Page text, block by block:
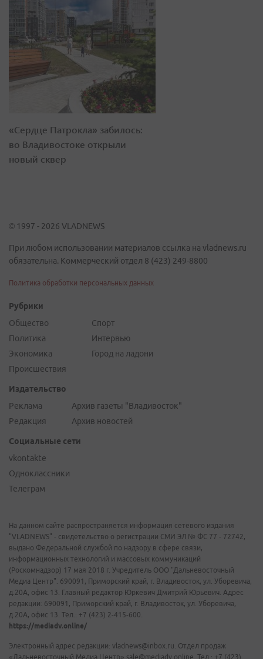
«Сердце Патрокла» забилось:
во Владивостоке открыли
новый сквер
© 1997 - 2026 VLADNEWS
При любом использовании материалов ссылка на vladnews.ru
обязательна. Коммерческий отдел 8 (423) 249-8800
Политика обработки персональных данных
Рубрики
Общество
Политика
Экономика
Происшествия
Спорт
Интервью
Город на ладони
Издательство
Реклама
Редакция
Архив газеты "Владивосток"
Архив новостей
Социальные сети
vkontakte
Одноклассники
Телеграм
На данном сайте распространяется информация сетевого издания
"VLADNEWS" - свидетельство о регистрации СМИ ЭЛ № ФС 77 - 72742,
выдано Федеральной службой по надзору в сфере связи,
информационных технологий и массовых коммуникаций
(Роскомнадзор) 17 мая 2018 г. Учредитель ООО "Дальневосточный
Медиа Центр". 690091, Приморский край, г. Владивосток, ул. Уборевича,
д.20А, офис 13. Главный редактор Юркевич Дмитрий Юрьевич. Адрес
редакции: 690091, Приморский край, г. Владивосток, ул. Уборевича,
д.20А, офис 13. Тел.: +7 (423) 2-415-600.
https://mediadv.online/
Электронный адрес редакции: vladnews@inbox.ru. Отдел продаж
«Дальневосточный Медиа Центр» sale@mediadv.online. Тел.: +7 (423)